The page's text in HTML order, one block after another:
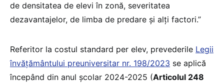
de densitatea de elevi în zonă, severitatea
dezavantajelor, de limba de predare și alți factori.”
Referitor la costul standard per elev, prevederile Legii
învățământului preuniversitar nr. 198/2023 se aplică
începând din anul școlar 2024-2025 (Articolul 248